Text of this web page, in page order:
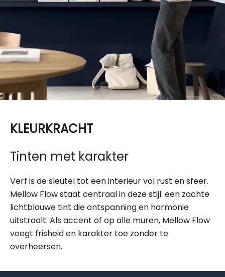
KLEURKRACHT
Tinten met karakter
Verf is de sleutel tot een interieur vol rust en sfeer.
Mellow Flow staat centraal in deze stijl: een zachte
lichtblauwe tint die ontspanning en harmonie
uitstraalt. Als accent of op alle muren, Mellow Flow
voegt frisheid en karakter toe zonder te
overheersen.